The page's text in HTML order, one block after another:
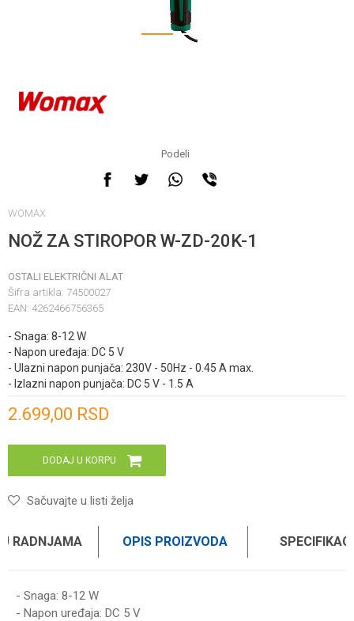
1 2
Podeli
WOMAX
NOŽ ZA STIROPOR W-ZD-20K-1
OSTALI ELEKTRIČNI ALAT
Šifra artikla: 74500027
EAN: 4262466756365
- Snaga: 8-12 W
- Napon uređaja: DC 5 V
- Ulazni napon punjača: 230V - 50Hz - 0.45 A max.
- Izlazni napon punjača: DC 5 V - 1.5 A
2.699,00 RSD
DODAJ U KORPU
Sačuvajte u listi želja
RADNJAMA OPIS PROIZVODA
- Snaga: 8-12 W
- Napon uređaja: DC 5 V